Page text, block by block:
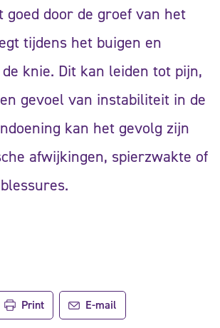
goed door de groef van het
tijdens het buigen en
knie. Dit kan leiden tot pijn,
gevoel van instabiliteit in de
kan het gevolg zijn
afwijkingen, spierzwakte of
Print E-mail